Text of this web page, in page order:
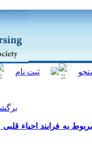
به فرایند احیاء قلبی